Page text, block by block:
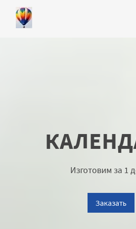
Изготовим за 1
Заказать